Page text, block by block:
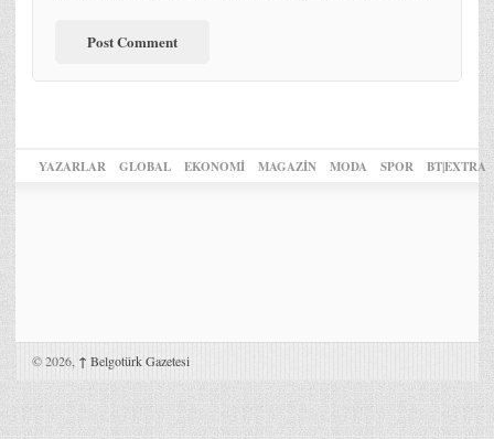
YAZARLAR GLOBAL EKONOMİ MAGAZİN MODA SPOR BT|EXTRA
© 2026, ↑ Belgotürk Gazetesi